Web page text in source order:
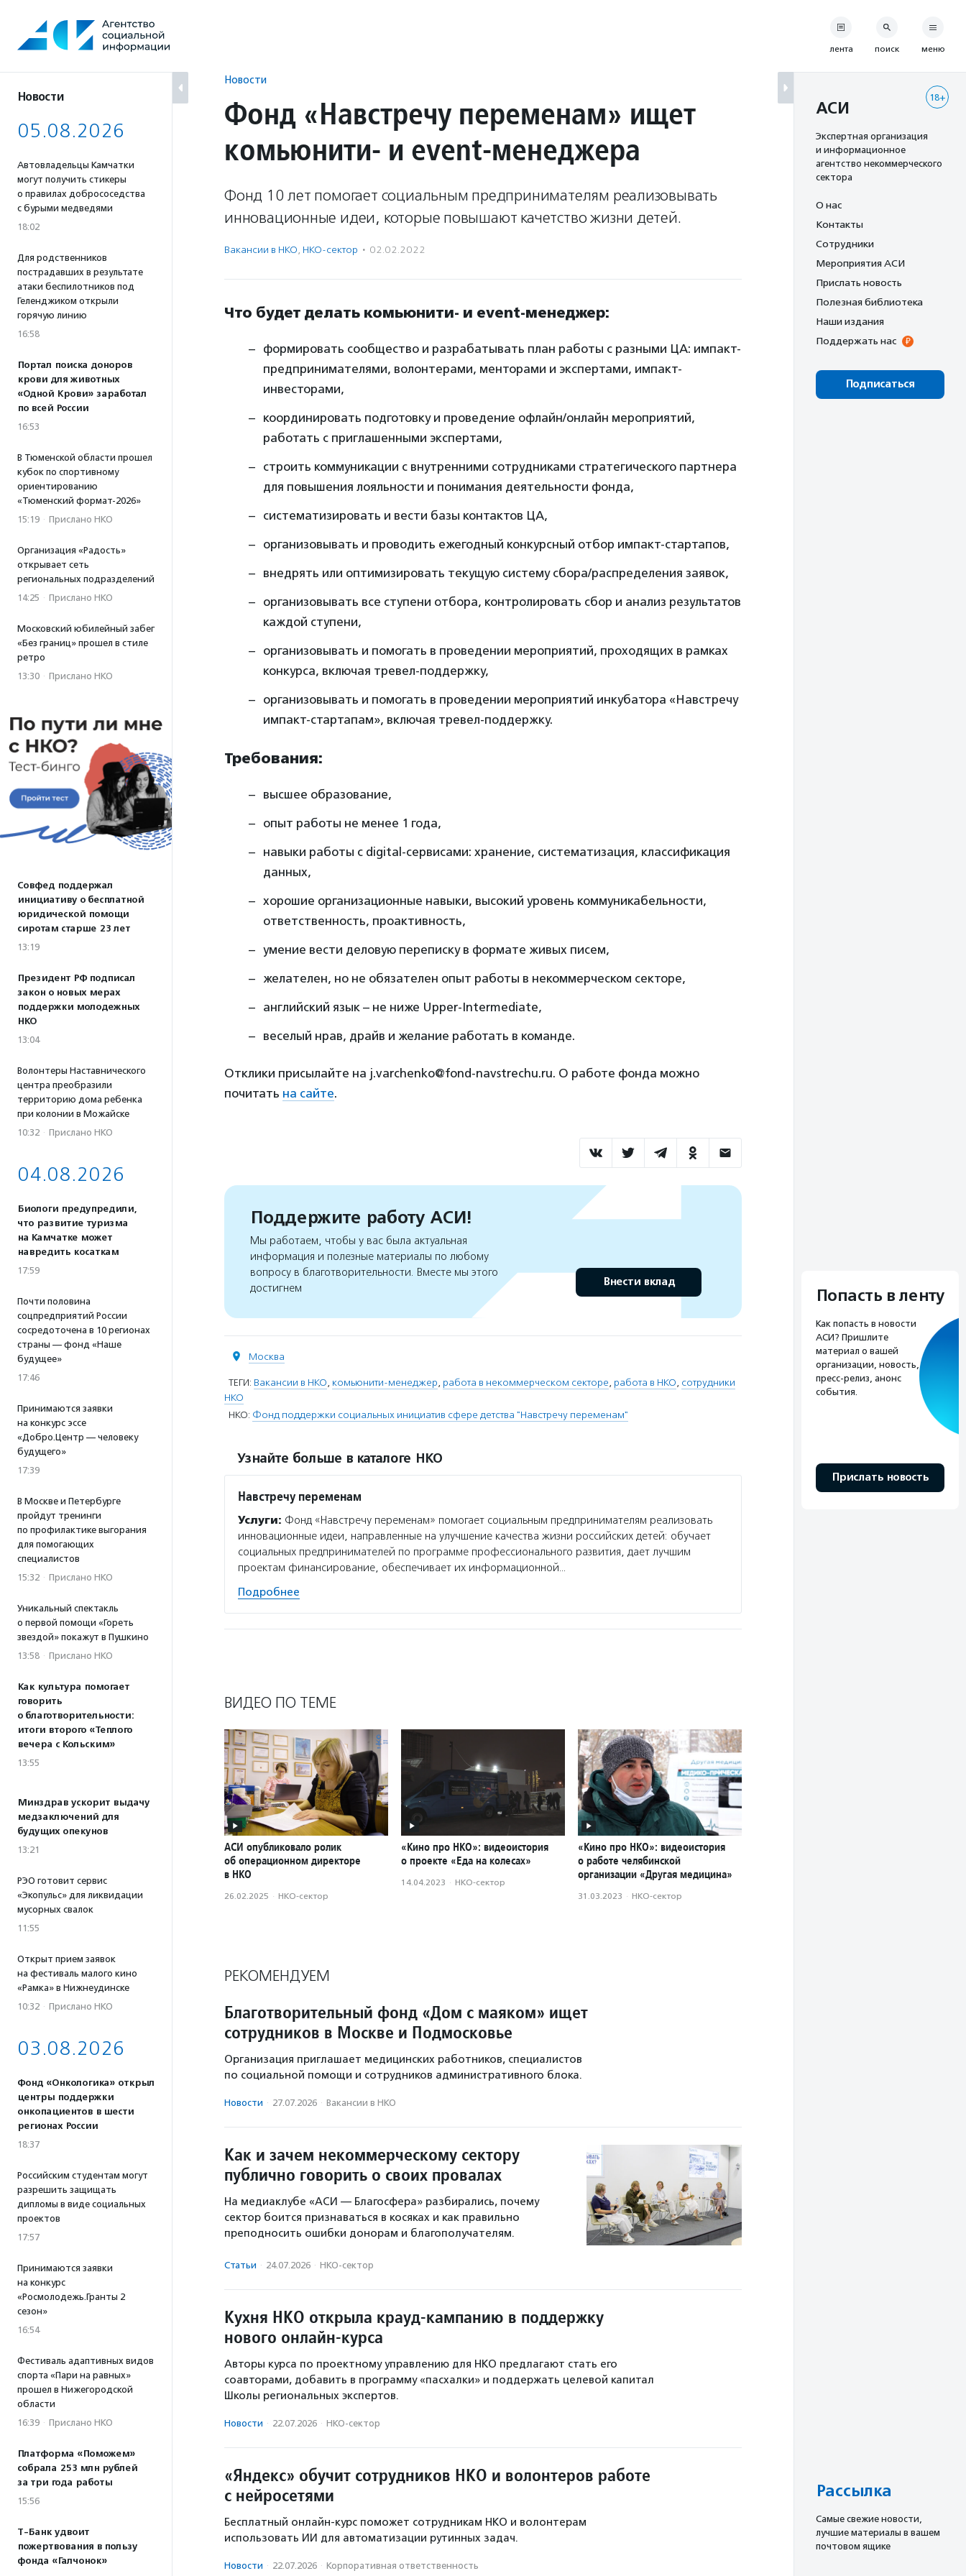
содержанию
Новости
05.08.2026
Автовладельцы Камчатки
могут получить стикеры
о правилах добрососедства
с бурыми медведями
18:02
Для родственников
пострадавших в результате
атаки беспилотников под
Геленджиком открыли
горячую линию
16:58
Портал поиска доноров
крови для животных
«Одной Крови» заработал
по всей России
16:53
В Тюменской области прошел
кубок по спортивному
ориентированию
«Тюменский формат-2026»
15:19 · Прислано НКО
Организация «Радость»
открывает сеть
региональных подразделений
14:25 · Прислано НКО
Московский юбилейный забег
«Без границ» прошел в стиле
ретро
13:30 · Прислано НКО
Совфед поддержал
инициативу о бесплатной
юридической помощи
сиротам старше 23 лет
13:19
Президент РФ подписал
закон о новых мерах
поддержки молодежных
НКО
13:04
Волонтеры Наставнического
центра преобразили
территорию дома ребенка
при колонии в Можайске
10:32 · Прислано НКО
04.08.2026
Биологи предупредили,
что развитие туризма
на Камчатке может
навредить косаткам
17:59
Почти половина
соцпредприятий России
сосредоточена в 10 регионах
страны — фонд «Наше
будущее»
17:46
Принимаются заявки
на конкурс эссе
«Добро.Центр — человеку
будущего»
17:39
В Москве и Петербурге
пройдут тренинги
по профилактике выгорания
для помогающих
специалистов
15:32 · Прислано НКО
Уникальный спектакль
о первой помощи «Гореть
звездой» покажут в Пушкино
13:58 · Прислано НКО
Как культура помогает
говорить
о благотворительности:
итоги второго «Теплого
вечера с Кольским»
13:55
Минздрав ускорит выдачу
медзаключений для
будущих опекунов
13:21
РЭО готовит сервис
«Экопульс» для ликвидации
мусорных свалок
11:55
Открыт прием заявок
на фестиваль малого кино
«Рамка» в Нижнеудинске
10:32 · Прислано НКО
03.08.2026
Фонд «Онкологика» открыл
центры поддержки
онкопациентов в шести
регионах России
18:37
Российским студентам могут
разрешить защищать
дипломы в виде социальных
проектов
17:57
Принимаются заявки
на конкурс
«Росмолодежь.Гранты 2
сезон»
16:54
Фестиваль адаптивных видов
спорта «Пари на равных»
прошел в Нижегородской
области
16:39 · Прислано НКО
Платформа «Поможем»
собрала 253 млн рублей
за три года работы
15:56
Т-Банк удвоит
пожертвования в пользу
фонда «Галчонок»
Новости
Фонд «Навстречу переменам» ищет
комьюнити- и event-менеджера
Фонд 10 лет помогает социальным предпринимателям реализовывать
инновационные идеи, которые повышают качетство жизни детей.
Вакансии в НКО, НКО-сектор · 02.02.2022
Что будет делать комьюнити- и event-менеджер:
формировать сообщество и разрабатывать план работы с разными ЦА: импакт-
предпринимателями, волонтерами, менторами и экспертами, импакт-
инвесторами,
координировать подготовку и проведение офлайн/онлайн мероприятий,
работать с приглашенными экспертами,
строить коммуникации с внутренними сотрудниками стратегического партнера
для повышения лояльности и понимания деятельности фонда,
систематизировать и вести базы контактов ЦА,
организовывать и проводить ежегодный конкурсный отбор импакт-стартапов,
внедрять или оптимизировать текущую систему сбора/распределения заявок,
организовывать все ступени отбора, контролировать сбор и анализ результатов
каждой ступени,
организовывать и помогать в проведении мероприятий, проходящих в рамках
конкурса, включая тревел-поддержку,
организовывать и помогать в проведении мероприятий инкубатора «Навстречу
импакт-стартапам», включая тревел-поддержку.
Требования:
высшее образование,
опыт работы не менее 1 года,
навыки работы с digital-сервисами: хранение, систематизация, классификация
данных,
хорошие организационные навыки, высокий уровень коммуникабельности,
ответственность, проактивность,
умение вести деловую переписку в формате живых писем,
желателен, но не обязателен опыт работы в некоммерческом секторе,
английский язык – не ниже Upper-Intermediate,
веселый нрав, драйв и желание работать в команде.
Отклики присылайте на j.varchenko@fond-navstrechu.ru. О работе фонда можно
почитать на сайте.
Поддержите работу АСИ!
Мы работаем, чтобы у вас была актуальная
информация и полезные материалы по любому
вопросу в благотворительности. Вместе мы этого
достигнем
Внести вклад
Москва
ТЕГИ: Вакансии в НКО, комьюнити-менеджер, работа в некоммерческом секторе, работа в НКО, сотрудники
НКО
НКО: Фонд поддержки социальных инициатив сфере детства "Навстречу переменам"
Узнайте больше в каталоге НКО
Навстречу переменам
Услуги: Фонд «Навстречу переменам» помогает социальным предпринимателям реализовать
инновационные идеи, направленные на улучшение качества жизни российских детей: обучает
социальных предпринимателей по программе профессионального развития, дает лучшим
проектам финансирование, обеспечивает их информационной…
Подробнее
ВИДЕО ПО ТЕМЕ
АСИ опубликовало ролик
об операционном директоре
в НКО
26.02.2025 · НКО-сектор
«Кино про НКО»: видеоистория
о проекте «Еда на колесах»
14.04.2023 · НКО-сектор
«Кино про НКО»: видеоистория
о работе челябинской
организации «Другая медицина»
31.03.2023 · НКО-сектор
РЕКОМЕНДУЕМ
Благотворительный фонд «Дом с маяком» ищет
сотрудников в Москве и Подмосковье
Организация приглашает медицинских работников, специалистов
по социальной помощи и сотрудников административного блока.
Новости · 27.07.2026 · Вакансии в НКО
Как и зачем некоммерческому сектору
публично говорить о своих провалах
На медиаклубе «АСИ — Благосфера» разбирались, почему
сектор боится признаваться в косяках и как правильно
преподносить ошибки донорам и благополучателям.
Статьи · 24.07.2026 · НКО-сектор
Кухня НКО открыла крауд-кампанию в поддержку
нового онлайн-курса
Авторы курса по проектному управлению для НКО предлагают стать его
соавторами, добавить в программу «пасхалки» и поддержать целевой капитал
Школы региональных экспертов.
Новости · 22.07.2026 · НКО-сектор
«Яндекс» обучит сотрудников НКО и волонтеров работе
с нейросетями
Бесплатный онлайн-курс поможет сотрудникам НКО и волонтерам
использовать ИИ для автоматизации рутинных задач.
Новости · 22.07.2026 · Корпоративная ответственность
лента поиск меню
18+
АСИ
Экспертная организация
и информационное
агентство некоммерческого
сектора
О нас
Контакты
Сотрудники
Мероприятия АСИ
Прислать новость
Полезная библиотека
Наши издания
Поддержать нас
Подписаться
Попасть в ленту
Как попасть в новости
АСИ? Пришлите
материал о вашей
организации, новость,
пресс-релиз, анонс
события.
Прислать новость
Рассылка
Cамые свежие новости,
лучшие материалы в вашем
почтовом ящике